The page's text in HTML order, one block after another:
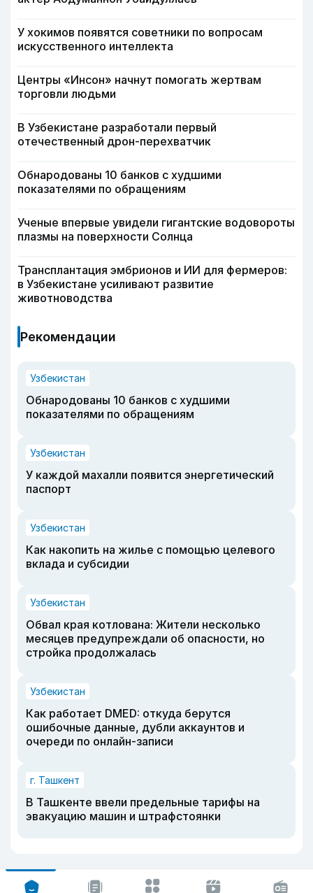
У хокимов появятся советники по вопросам
искусственного интеллекта
Центры «Инсон» начнут помогать жертвам
торговли людьми
В Узбекистане разработали первый
отечественный дрон-перехватчик
Обнародованы 10 банков с худшими
показателями по обращениям
Ученые впервые увидели гигантские водовороты
плазмы на поверхности Солнца
Трансплантация эмбрионов и ИИ для фермеров:
в Узбекистане усиливают развитие
животноводства
Рекомендации
Узбекистан
Обнародованы 10 банков с худшими
показателями по обращениям
Узбекистан
У каждой махалли появится энергетический
паспорт
Узбекистан
Как накопить на жилье с помощью целевого
вклада и субсидии
Узбекистан
Обвал края котлована: Жители несколько
месяцев предупреждали об опасности, но
стройка продолжалась
Узбекистан
Как работает DMED: откуда берутся
ошибочные данные, дубли аккаунтов и
очереди по онлайн-записи
г. Ташкент
В Ташкенте ввели предельные тарифы на
эвакуацию машин и штрафстоянки